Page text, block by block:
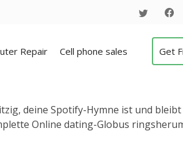
Repair Cell phone sales Get
deine Spotify-Hymne ist und
Online dating-Globus